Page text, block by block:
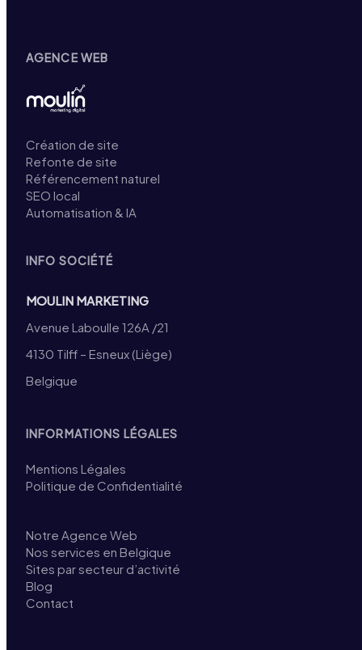
AGENCE WEB
Création de site
Refonte de site
Référencement naturel
SEO local
Automatisation & IA
INFO SOCIÉTÉ
MOULIN MARKETING
Avenue Laboulle 126A /21
4130 Tilff – Esneux (Liège)
Belgique
INFORMATIONS LÉGALES
Mentions Légales
Politique de Confidentialité
Notre Agence Web
Nos services en Belgique
Sites par secteur d’activité
Blog
Contact